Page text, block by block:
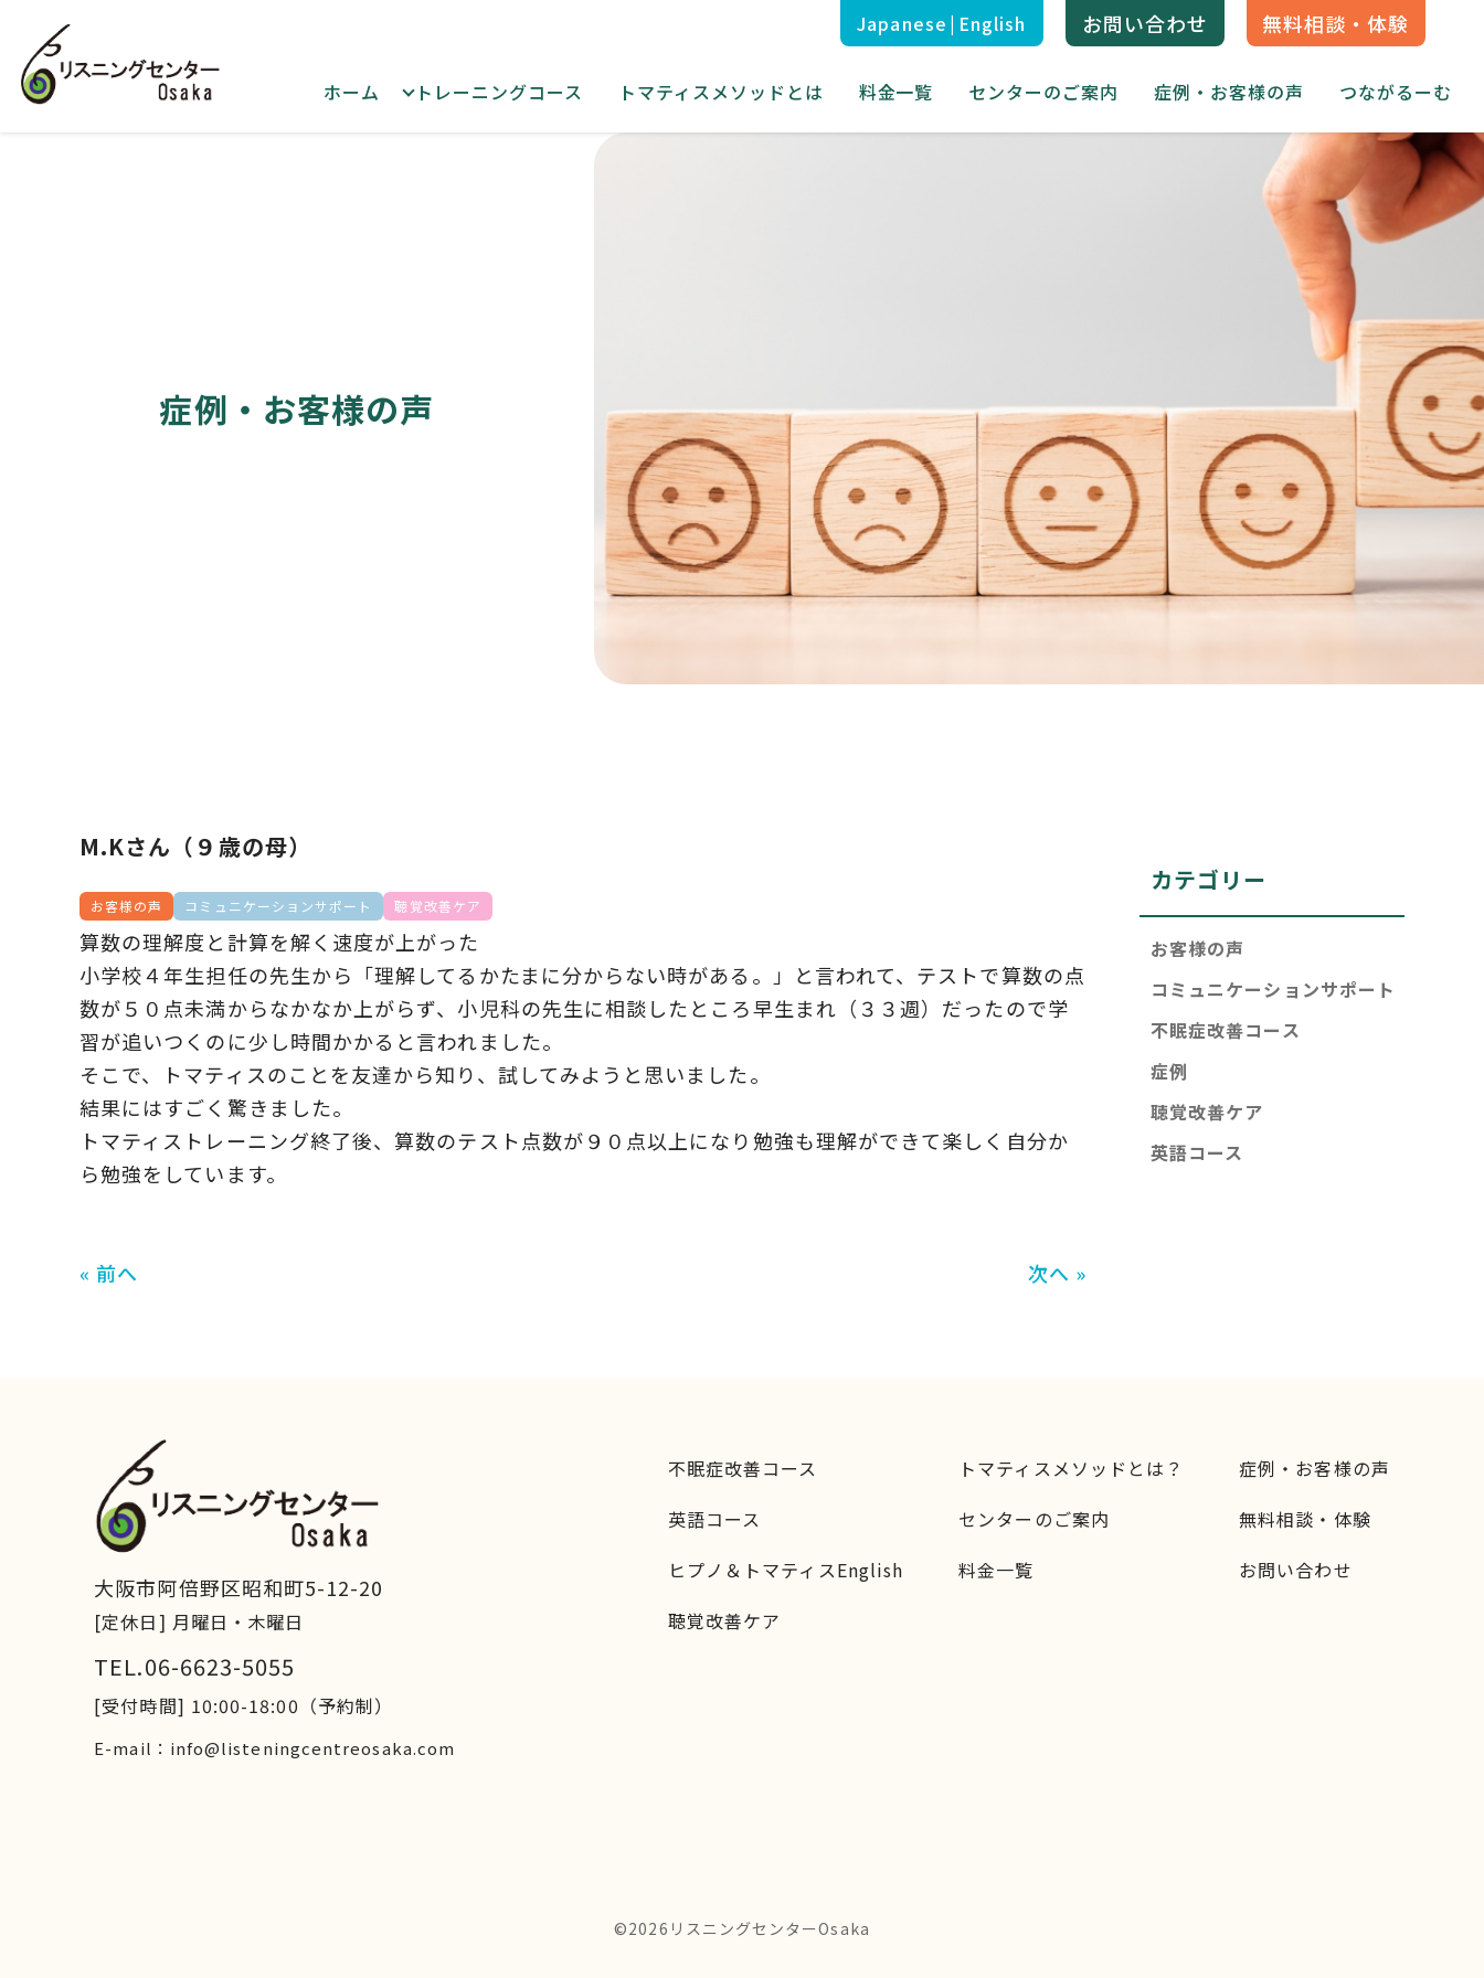
Japanese | English お問い合わせ 無料相談・体験
ホーム トレーニングコース トマティスメソッドとは 料金一覧 センターのご案内 症例・お客様の声 つながるーむ
症例・お客様の声
M.Kさん（９歳の母）
お客様の声 コミュニケーションサポート 聴覚改善ケア
算数の理解度と計算を解く速度が上がった
小学校４年生担任の先生から「理解してるかたまに分からない時がある。」と言われて、テストで算数の点
数が５０点未満からなかなか上がらず、小児科の先生に相談したところ早生まれ（３３週）だったので学
習が追いつくのに少し時間かかると言われました。
そこで、トマティスのことを友達から知り、試してみようと思いました。
結果にはすごく驚きました。
トマティストレーニング終了後、算数のテスト点数が９０点以上になり勉強も理解ができて楽しく自分か
ら勉強をしています。
« 前へ 次へ »
カテゴリー
お客様の声
コミュニケーションサポート
不眠症改善コース
症例
聴覚改善ケア
英語コース
大阪市阿倍野区昭和町5-12-20
[定休日] 月曜日・木曜日
TEL.06-6623-5055
[受付時間] 10:00-18:00（予約制）
E-mail：info@listeningcentreosaka.com
不眠症改善コース
英語コース
ヒプノ＆トマティスEnglish
聴覚改善ケア
トマティスメソッドとは？
センターのご案内
料金一覧
症例・お客様の声
無料相談・体験
お問い合わせ
©︎2026リスニングセンターOsaka